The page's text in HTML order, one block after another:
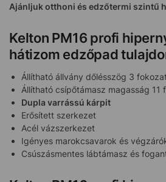
Ajánljuk otthoni és edzőtermi szintű
Kelton PM16 profi
hátizom edzőpad
Állítható állvány dőlésszög 3
Állítható csípőtámasz magasság 11
Dupla varrássú kárpit
Erősített szerkezet
Acél vázszerkezet
Igényes marokcsavarok és
Csúszásmentes lábtámasz és